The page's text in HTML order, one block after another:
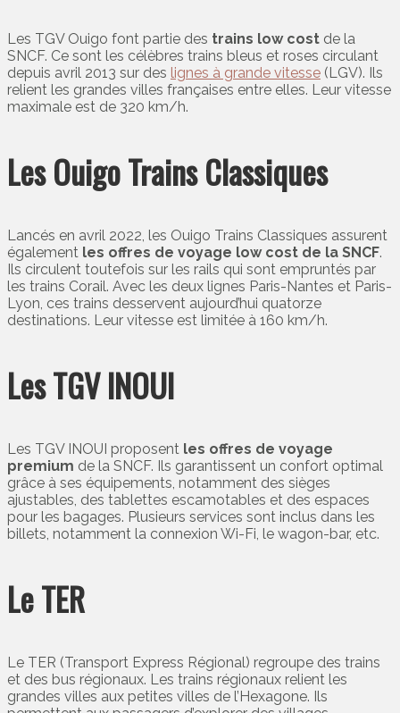
Les TGV Ouigo font partie des trains low cost de la
SNCF. Ce sont les célèbres trains bleus et roses circulant
depuis avril 2013 sur des lignes à grande vitesse (LGV). Ils
relient les grandes villes françaises entre elles. Leur vitesse
maximale est de 320 km/h.
Les Ouigo Trains Classiques
Lancés en avril 2022, les Ouigo Trains Classiques assurent
également les offres de voyage low cost de la SNCF.
Ils circulent toutefois sur les rails qui sont empruntés par
les trains Corail. Avec les deux lignes Paris-Nantes et Paris-
Lyon, ces trains desservent aujourd’hui quatorze
destinations. Leur vitesse est limitée à 160 km/h.
Les TGV INOUI
Les TGV INOUI proposent les offres de voyage
premium de la SNCF. Ils garantissent un confort optimal
grâce à ses équipements, notamment des sièges
ajustables, des tablettes escamotables et des espaces
pour les bagages. Plusieurs services sont inclus dans les
billets, notamment la connexion Wi-Fi, le wagon-bar, etc.
Le TER
Le TER (Transport Express Régional) regroupe des trains
et des bus régionaux. Les trains régionaux relient les
grandes villes aux petites villes de l’Hexagone. Ils